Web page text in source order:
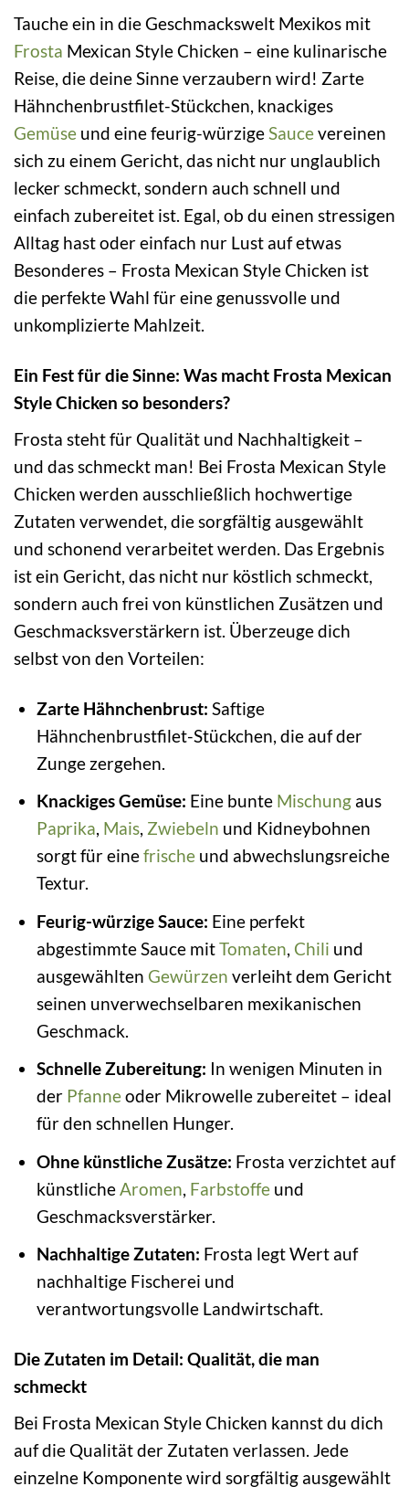
Tauche ein in die Geschmackswelt Mexikos mit
Frosta Mexican Style Chicken – eine kulinarische
Reise, die deine Sinne verzaubern wird! Zarte
Hähnchenbrustfilet-Stückchen, knackiges
Gemüse und eine feurig-würzigeSaucevereinen
sich zu einem Gericht, das nicht nur unglaublich
lecker schmeckt, sondern auch schnell und
einfach zubereitet ist. Egal, ob du einen stressigen
Alltag hast oder einfach nur Lust auf etwas
Besonderes – Frosta Mexican Style Chicken ist
die perfekte Wahl für eine genussvolle und
unkomplizierte Mahlzeit.
Ein Fest für die Sinne: Was macht Frosta Mexican
Style Chicken so besonders?
Frosta steht für Qualität und Nachhaltigkeit –
und das schmeckt man! Bei Frosta Mexican Style
Chicken werden ausschließlich hochwertige
Zutaten verwendet, die sorgfältig ausgewählt
und schonend verarbeitet werden. Das Ergebnis
ist ein Gericht, das nicht nur köstlich schmeckt,
sondern auch frei von künstlichen Zusätzen und
Geschmacksverstärkern ist. Überzeuge dich
selbst von den Vorteilen:
Zarte Hähnchenbrust: Saftige
Hähnchenbrustfilet-Stückchen, die auf der
Zunge zergehen.
Knackiges Gemüse: Eine bunte Mischungaus
Paprika, Mais, Zwiebeln und Kidneybohnen
sorgt für einefrischeund abwechslungsreiche
Textur.
Feurig-würzige Sauce: Eine perfekt
abgestimmte Sauce mitTomaten Chili und
ausgewählten Gewürzen verleiht dem Gericht
seinen unverwechselbaren mexikanischen
Geschmack.
Schnelle Zubereitung: In wenigen Minuten in
der Pfanneoder Mikrowelle zubereitet – ideal
für den schnellen Hunger.
Ohne künstliche Zusätze: Frosta verzichtet auf
künstliche Aromen Farbstoffeund
Geschmacksverstärker.
Nachhaltige Zutaten: Frosta legt Wert auf
nachhaltige Fischerei und
verantwortungsvolle Landwirtschaft.
Die Zutaten im Detail: Qualität, die man
schmeckt
Bei Frosta Mexican Style Chicken kannst du dich
auf die Qualität der Zutaten verlassen. Jede
einzelne Komponente wird sorgfältig ausgewählt